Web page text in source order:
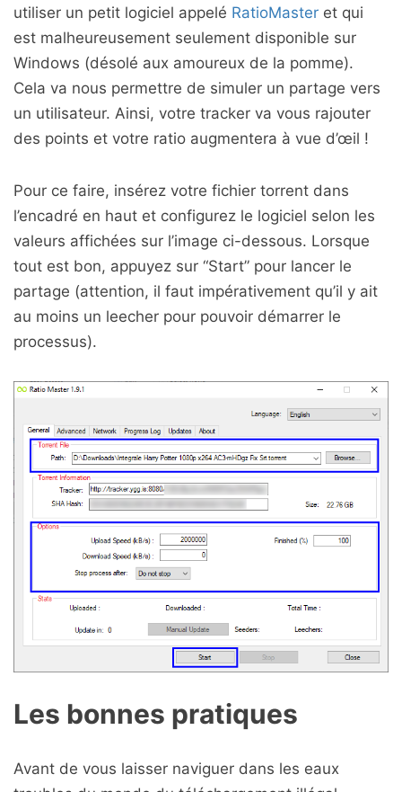
utiliser un petit logiciel appelé RatioMaster et qui
est malheureusement seulement disponible sur
Windows (désolé aux amoureux de la pomme).
Cela va nous permettre de simuler un partage vers
un utilisateur. Ainsi, votre tracker va vous rajouter
des points et votre ratio augmentera à vue d’œil !
Pour ce faire, insérez votre fichier torrent dans
l’encadré en haut et configurez le logiciel selon les
valeurs affichées sur l’image ci-dessous. Lorsque
tout est bon, appuyez sur “Start” pour lancer le
partage (attention, il faut impérativement qu’il y ait
au moins un leecher pour pouvoir démarrer le
processus).
Les bonnes pratiques
Avant de vous laisser naviguer dans les eaux